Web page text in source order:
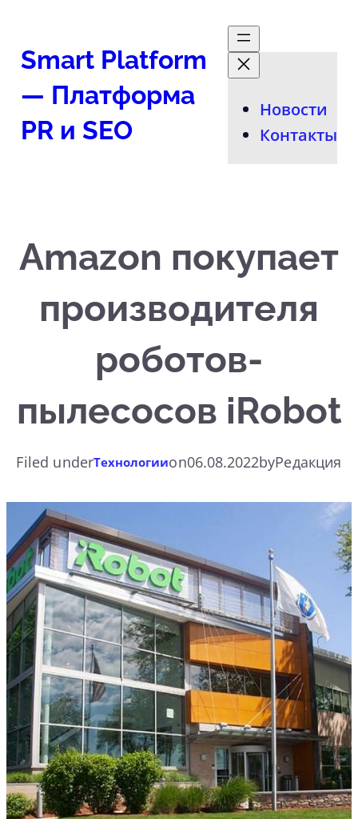
содержимому
Smart Platform
— Платформа
PR и SEO
Новости
Контакты
Amazon покупает
производителя
роботов-
пылесосов iRobot
Filed underТехнологииon06.08.2022byРедакция